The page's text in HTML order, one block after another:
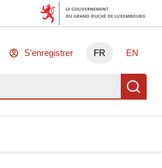
S'enregistrer FR EN